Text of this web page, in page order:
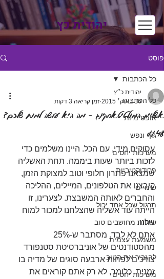
יהודית כץ
פוסט
כל הכתבות
אופטימיות
גוף ונפש
מערכות יחסים
פרודוקטיביות
שינויים
תרגול שכל אחד יכול
שיחות מחושבים טוב
משמעת עצמית
להגביר את הטוב
מערכות יחסים
כל הכתבות
אשליית המולטיטאסקינג - מה היא עושה למוח שלכם?
#48
יהודית כ״ץ
16 באוק׳ 2015
זמן קריאה 3 דקות
עסוקים מידי, עם הכל. היינו משלמים כדי
לזכות ביותר שעות ביממה. תחת האשליה
שמצאנו פתרון חלופי וטוב למצוקת הזמן,
קיבצנו את הטלפונים, המיילים, ההליכה
והחברים לאותה המשבצת. לצערינו, זו
הייתה עוד אשליה שהצלחנו למכור למוח
שלנו.
מהסטודנטים של אוניברסיטת סטנפורד
צורכים לפחות ארבעה סוגים של מדיה בו
זמנית. כלומר, לא רק אתם קוראים את